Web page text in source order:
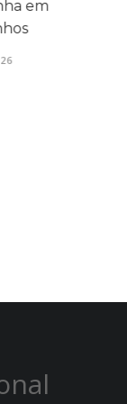
em